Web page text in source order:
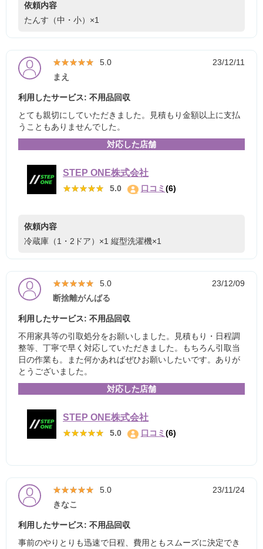
依頼内容
たんす（中・小）×1
★★★★★
★★★★★ 5.0
23/12/11
まえ
利用したサービス: 不用品回収
とても親切にしていただきました。見積もり金額以上に支払
うこともありませんでした。
対応した店舗
STEP ONE株式会社
★★★★★
★★★★★ 5.0 口コミ(6)
依頼内容
冷蔵庫（1・2ドア）×1 縦型洗濯機×1
★★★★★
★★★★★ 5.0
23/12/09
断捨離がんばる
利用したサービス: 不用品回収
不用家具等の引取処分をお願いしました。見積もり・日程調
整等、丁寧で早く対応していただきました。もちろん引取当
日の作業も。また何かあればぜひお願いしたいです。ありが
とうございました。
対応した店舗
STEP ONE株式会社
★★★★★
★★★★★ 5.0 口コミ(6)
★★★★★
★★★★★ 5.0
23/11/24
きなこ
利用したサービス: 不用品回収
事前のやりとりも迅速で日程、費用ともスムーズに決定でき